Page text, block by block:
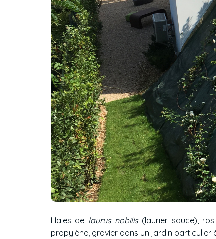
Haies de laurus nobilis(laurier sauce),
propylène, gravier dans un jardin particulier